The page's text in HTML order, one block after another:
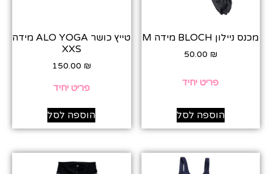
מכנס ניילון BLOCH מידה M
50.00 ₪
פריט יחיד
הוספה לסל
טייץ כושר ALO YOGA מידה
XXS
150.00 ₪
פריט יחיד
הוספה לסל